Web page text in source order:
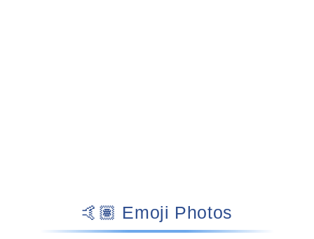
🤙🏽 Emoji Photos